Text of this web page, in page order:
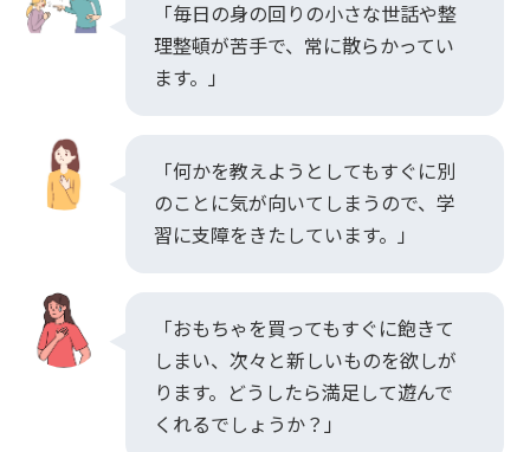
「毎日の身の回りの小さな世話や整
理整頓が苦手で、常に散らかってい
ます。」
「何かを教えようとしてもすぐに別
のことに気が向いてしまうので、学
習に支障をきたしています。」
「おもちゃを買ってもすぐに飽きて
しまい、次々と新しいものを欲しが
ります。どうしたら満足して遊んで
くれるでしょうか？」